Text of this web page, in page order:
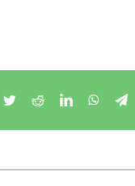
TwitterRedditLinkedIn